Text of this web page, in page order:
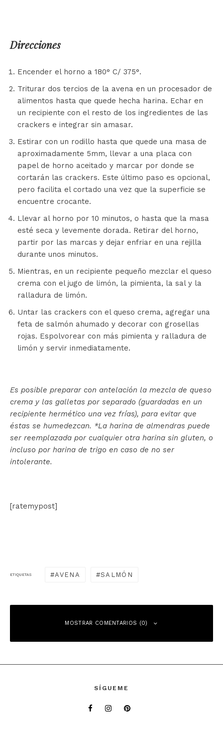
Direcciones
Encender el horno a 180° C/ 375°.
Triturar dos tercios de la avena en un procesador de
alimentos hasta que quede hecha harina. Echar en
un recipiente con el resto de los ingredientes de las
crackers e integrar sin amasar.
Estirar con un rodillo hasta que quede una masa de
aproximadamente 5mm, llevar a una placa con
papel de horno aceitado y marcar por donde se
cortarán las crackers. Este último paso es opcional,
pero facilita el cortado una vez que la superficie se
encuentre crocante.
Llevar al horno por 10 minutos, o hasta que la masa
esté seca y levemente dorada. Retirar del horno,
partir por las marcas y dejar enfriar en una rejilla
durante unos minutos.
Mientras, en un recipiente pequeño mezclar el queso
crema con el jugo de limón, la pimienta, la sal y la
ralladura de limón.
Untar las crackers con el queso crema, agregar una
feta de salmón ahumado y decorar con grosellas
rojas. Espolvorear con más pimienta y ralladura de
limón y servir inmediatamente.
Es posible preparar con antelación la mezcla de queso
crema y las galletas por separado (guardadas en un
recipiente hermético una vez frías), para evitar que
éstas se humedezcan. *La harina de almendras puede
ser reemplazada por cualquier otra harina sin gluten, o
incluso por harina de trigo en caso de no ser
intolerante.
[ratemypost]
ETIQUETAS AVENA SALMÓN
MOSTRAR COMENTARIOS (0)
obligatorios están marcados con
SÍGUEME